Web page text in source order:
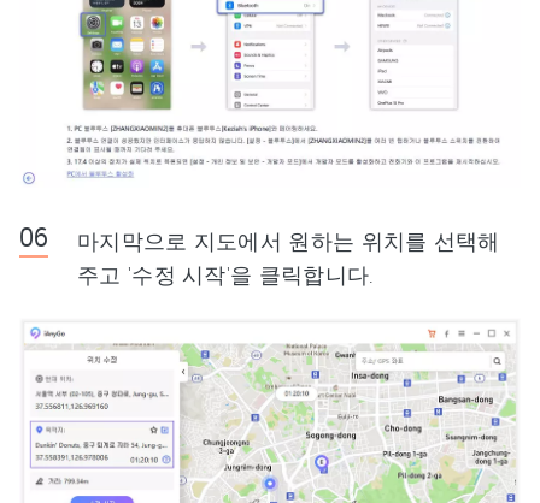
마지막으로 지도에서 원하는 위치를 선택해
주고 '수정 시작'을 클릭합니다.